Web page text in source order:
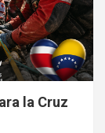
la Cruz